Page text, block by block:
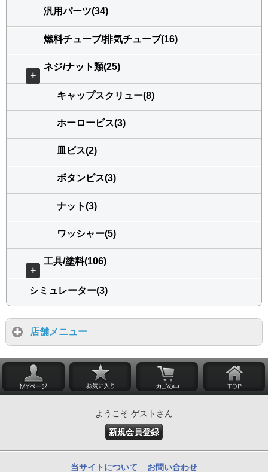
汎用パーツ(34)
燃料チューブ/排気チューブ(16)
＋
ネジ/ナット類(25)
キャップスクリュー(8)
ホーロービス(3)
皿ビス(2)
ボタンビス(3)
ナット(3)
ワッシャー(5)
＋
工具/塗料(106)
シミュレーター(3)
店舗メニュー
ようこそ ゲストさん
新規会員登録
当サイトについて お問い合わせ